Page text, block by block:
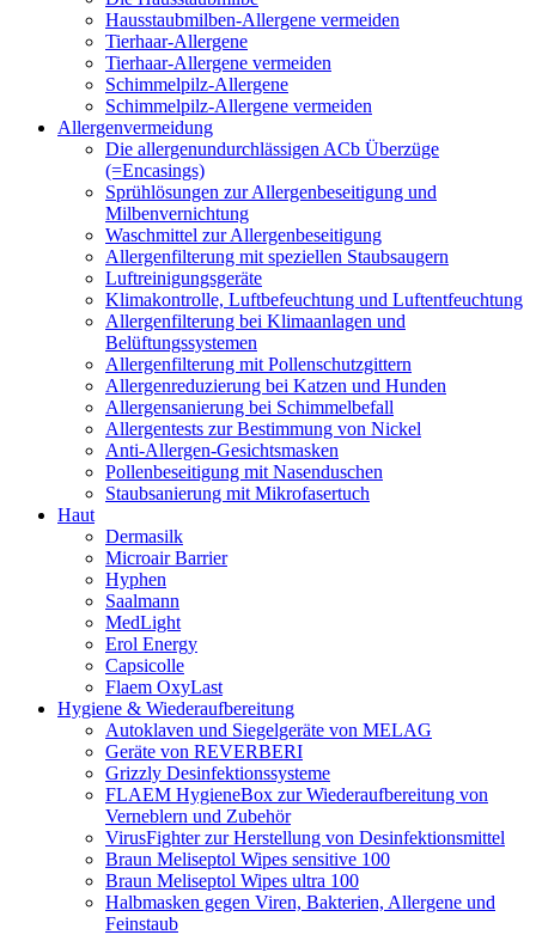
Hausstaubmilben-Allergene vermeiden
Tierhaar-Allergene
Tierhaar-Allergene vermeiden
Schimmelpilz-Allergene
Schimmelpilz-Allergene vermeiden
Allergenvermeidung
Die allergenundurchlässigen ACb Überzüge
(=Encasings)
Sprühlösungen zur Allergenbeseitigung und
Milbenvernichtung
Waschmittel zur Allergenbeseitigung
Allergenfilterung mit speziellen Staubsaugern
Luftreinigungsgeräte
Klimakontrolle, Luftbefeuchtung und Luftentfeuchtung
Allergenfilterung bei Klimaanlagen und
Belüftungssystemen
Allergenfilterung mit Pollenschutzgittern
Allergenreduzierung bei Katzen und Hunden
Allergensanierung bei Schimmelbefall
Allergentests zur Bestimmung von Nickel
Anti-Allergen-Gesichtsmasken
Pollenbeseitigung mit Nasenduschen
Staubsanierung mit Mikrofasertuch
Haut
Dermasilk
Microair Barrier
Hyphen
Saalmann
MedLight
Erol Energy
Capsicolle
Flaem OxyLast
Hygiene & Wiederaufbereitung
Autoklaven und Siegelgeräte von MELAG
Geräte von REVERBERI
Grizzly Desinfektionssysteme
FLAEM HygieneBox zur Wiederaufbereitung von
Verneblern und Zubehör
VirusFighter zur Herstellung von Desinfektionsmittel
Braun Meliseptol Wipes sensitive 100
Braun Meliseptol Wipes ultra 100
Halbmasken gegen Viren, Bakterien, Allergene und
Feinstaub